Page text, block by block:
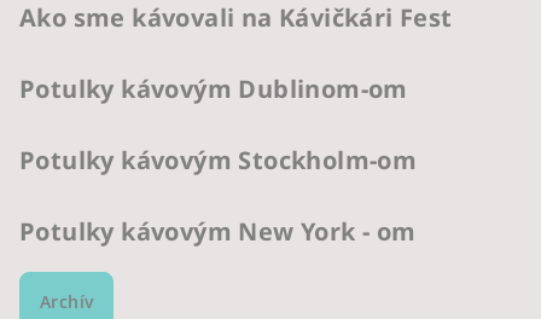
Ako sme kávovali na Kávičkári Fest
Potulky kávovým Dublinom-om
Potulky kávovým Stockholm-om
Potulky kávovým New York - om
Archív